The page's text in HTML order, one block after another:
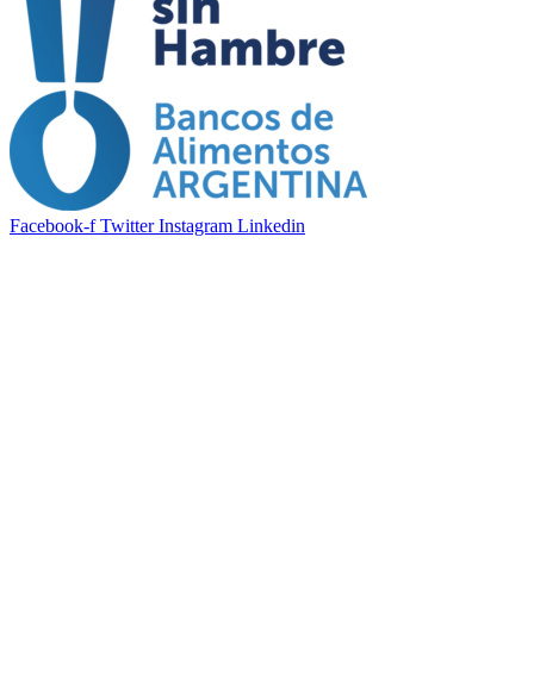
Facebook-f Twitter Instagram Linkedin